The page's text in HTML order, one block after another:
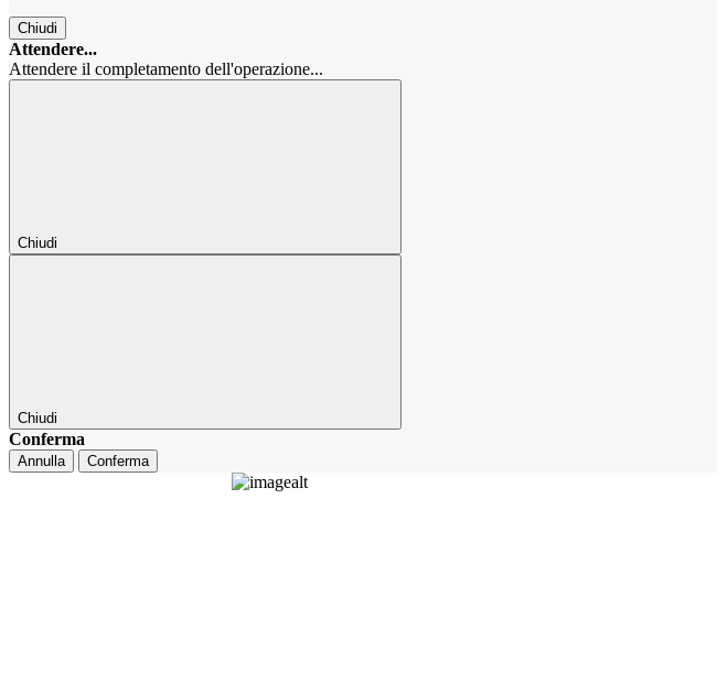
Chiudi
Attendere...
Attendere il completamento dell'operazione...
Chiudi
Chiudi
Conferma
Annulla Conferma